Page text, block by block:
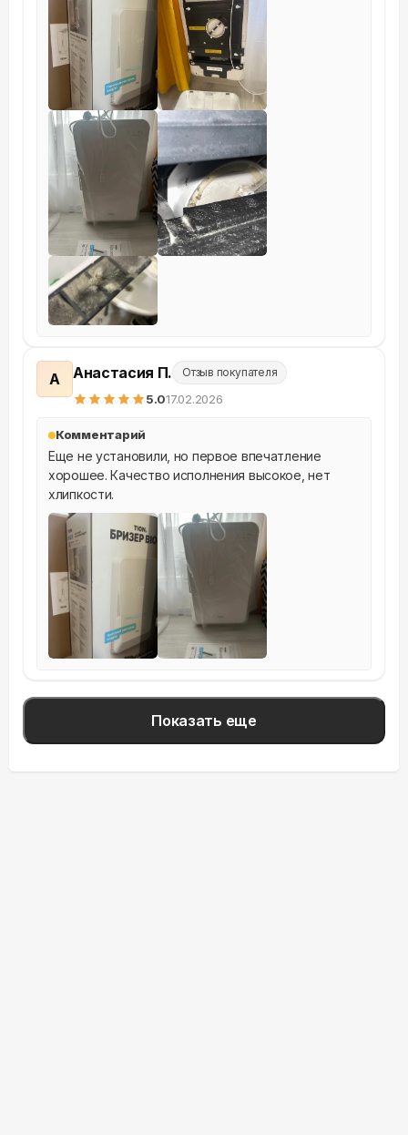
А Анастасия П. Отзыв покупателя
5.017.02.2026
Комментарий
Еще не установили, но первое впечатление
хорошее. Качество исполнения высокое, нет
хлипкости.
Показать еще